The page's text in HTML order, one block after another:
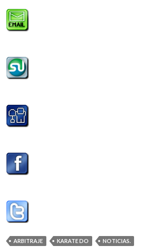
ARBITRAJE KARATE DO NOTICIAS.